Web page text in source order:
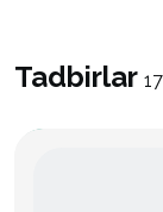
Tadbirlar 17